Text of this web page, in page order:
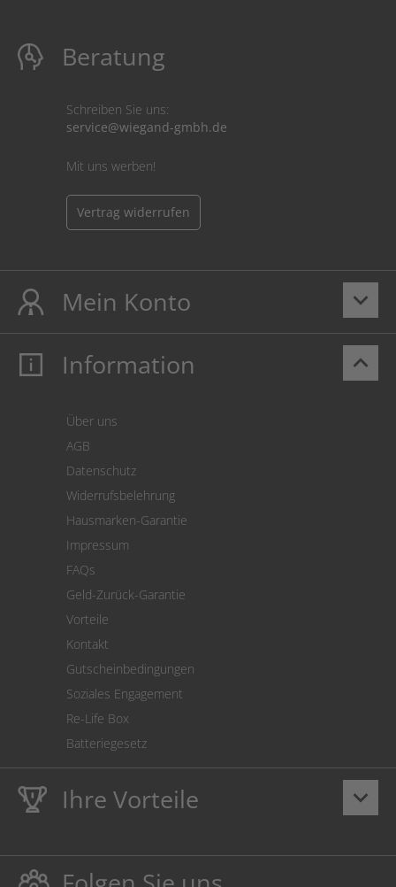
Beratung
Schreiben Sie uns:
service@wiegand-gmbh.de
Mit uns werben!
Vertrag widerrufen
keyboard_arrow_down
Mein Konto
Mein Konto
Cookie Einstellungen
keyboard_arrow_up
Information
Über uns
AGB
Datenschutz
Widerrufsbelehrung
Hausmarken-Garantie
Impressum
FAQs
Geld-Zurück-Garantie
Vorteile
Kontakt
Gutscheinbedingungen
Soziales Engagement
Re-Life Box
Batteriegesetz
keyboard_arrow_down
Ihre Vorteile
LebenslangeHausmarke Garantieauf Toner und Tinte
schützt auch Ihren Drucker.